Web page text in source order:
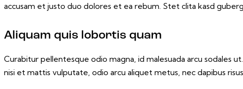
accusam et justo duo dolores et ea rebum. Stet clita kasd
Aliquam quis lobortis quam
Curabitur pellentesque odio magna, id malesuada arcu sodales
nisi et mattis vulputate, odio arcu aliquet metus, nec dapibus